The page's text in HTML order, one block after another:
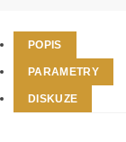
POPIS
PARAMETRY
DISKUZE